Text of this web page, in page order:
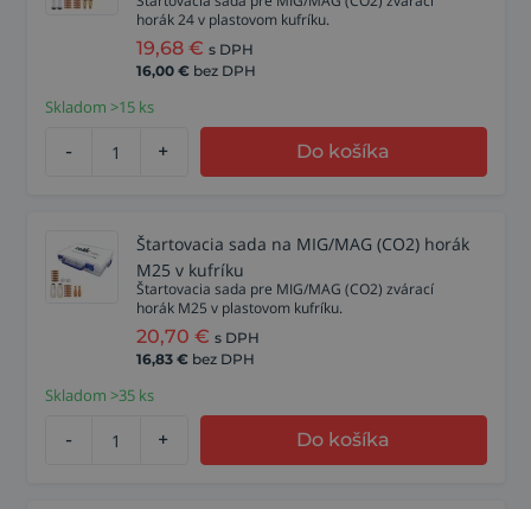
horák 24 v plastovom kufríku.
19,68 € s DPH
16,00 € bez DPH
Skladom >15 ks
- + Do košíka
Štartovacia sada na MIG/MAG (CO2) horák
M25 v kufríku
Štartovacia sada pre MIG/MAG (CO2) zvárací
horák M25 v plastovom kufríku.
20,70 € s DPH
16,83 € bez DPH
Skladom >35 ks
- + Do košíka